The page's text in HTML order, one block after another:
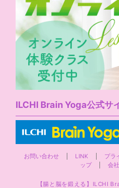
ILCHI Brain Yoga公式サ
お問い合わせ LINK プラ
ップ
会
【腸と脳を鍛える】ILCHI